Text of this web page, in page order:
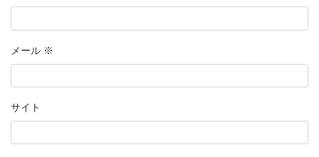
メール ※
サイト